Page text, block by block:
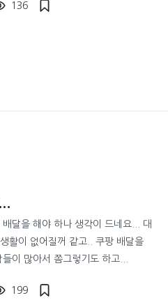
136
달을 해야 하나 생각이 드네요... 대
활이 없어질꺼 같고.. 쿠팡 배달을
이 많아서 쫌그렇기도 하고...
199